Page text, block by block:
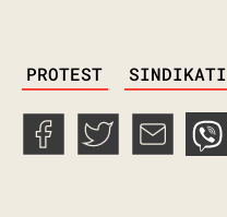
PROTEST SINDIKATI